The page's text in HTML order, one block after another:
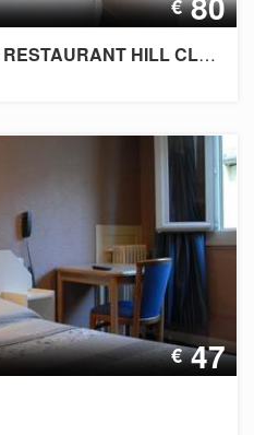
€
HÔTEL CHROMATICS & RESTAURANT HILL CLUB
€47